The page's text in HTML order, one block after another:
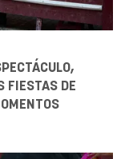
FIESTAS DE